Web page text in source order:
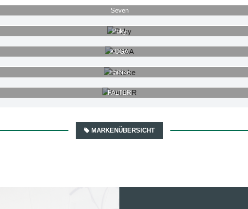
Seven
Puky
KOGA
Haibike
FALTER
MARKENÜBERSICHT